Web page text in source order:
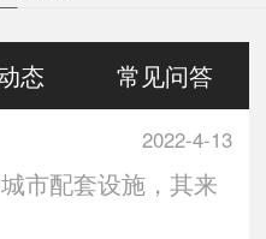
态 常见问答
2022-4-13
市配套设施，其来